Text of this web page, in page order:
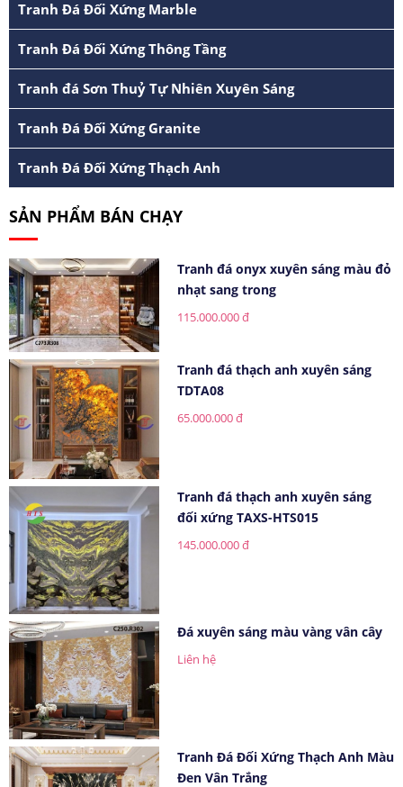
Tranh Đá Đối Xứng Marble
Tranh Đá Đối Xứng Thông Tầng
Tranh đá Sơn Thuỷ Tự Nhiên Xuyên Sáng
Tranh Đá Đối Xứng Granite
Tranh Đá Đối Xứng Thạch Anh
SẢN PHẨM BÁN CHẠY
Tranh đá onyx xuyên sáng màu đỏ
nhạt sang trong
115.000.000 đ
Tranh đá thạch anh xuyên sáng
TDTA08
65.000.000 đ
Tranh đá thạch anh xuyên sáng
đối xứng TAXS-HTS015
145.000.000 đ
Đá xuyên sáng màu vàng vân cây
Liên hệ
Tranh Đá Đối Xứng Thạch Anh Màu
Đen Vân Trắng